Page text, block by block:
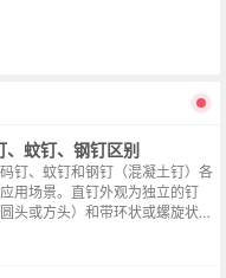
蚊钉、钢钉区别
钉、蚊钉和钢钉（混凝土钉）各
用场景。直钉外观为独立的钉
头或方头）和带环状或螺旋状纹
提供强大的结构强度与抗拉拔
的咬合，使其难以...